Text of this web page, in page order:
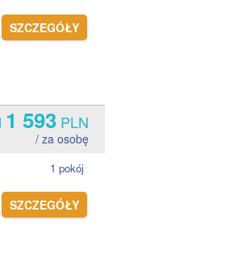
SZCZEGÓŁY
1 593 PLN
/ za osobę
1 pokój
SZCZEGÓŁY